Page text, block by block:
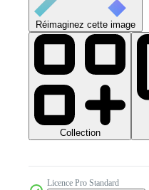
Réimaginez cette image
Collection
Licence Pro Standard